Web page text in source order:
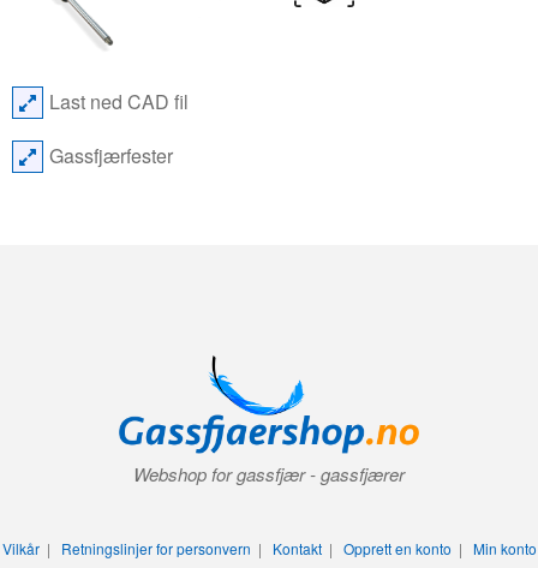
Last ned CAD fil
Gassfjærfester
Webshop for gassfjær - gassfjærer
Vilkår| Retningslinjer for personvern | Kontakt| Opprett en konto | Min konto